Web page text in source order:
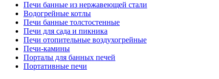
Печи банные из нержавеющей стали
Водогрейные котлы
Печи банные толстостенные
Печи для сада и пикника
Печи отопительные воздухогрейные
Печи-камины
Порталы для банных печей
Портативные печи